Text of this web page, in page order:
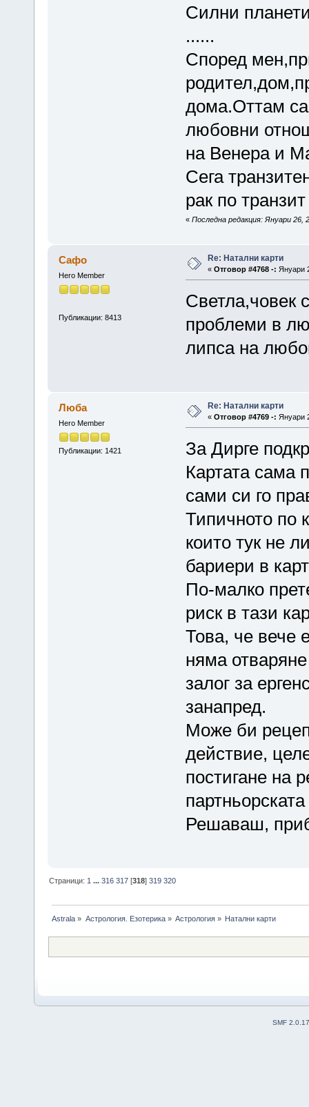
Силни
......
Според
дома.Оттам
любовни
на Венера и
Сега
рак по
« Последна редакция: Януари 26,
Сафо
Hero Member
Публикации: 8413
Re: Натални карти
« Отговор #4768 -: Януари
Светла,човек
проблеми в
липса на
Люба
Hero Member
Публикации: 1421
Re: Натални карти
« Отговор #4769 -: Януари
За Дирге
Картата сама
сами си го
Типичното по
които тук не
бариери в
По-малко
риск в тази
Това, че вече
няма
залог за
занапред.
Може би
действие,
постигане на
Решаваш,
Страници: 1 ...316 317 [318]319 320
Astrala » Астрология. Езотерика» Астрология» Натални карти
SMF 2.0.17